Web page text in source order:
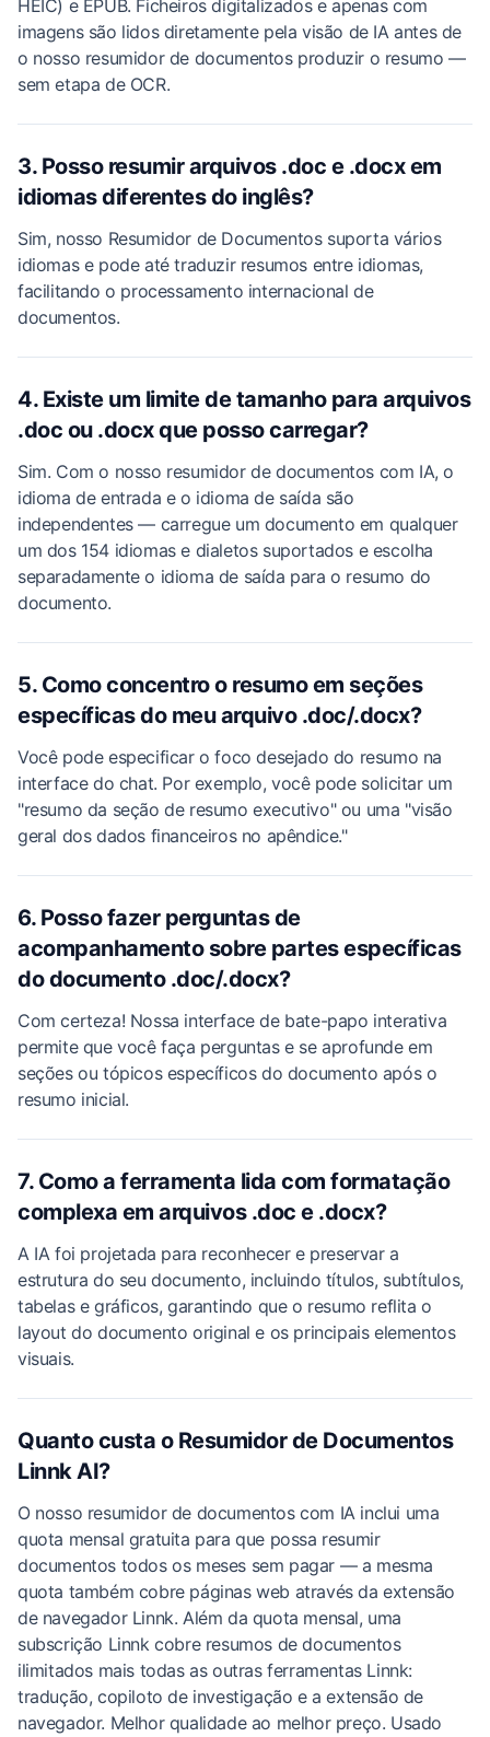
HEIC) e EPUB. Ficheiros digitalizados e apenas com
imagens são lidos diretamente pela visão de IA antes de
o nosso resumidor de documentos produzir o resumo —
sem etapa de OCR.
3. Posso resumir arquivos .doc e .docx em
idiomas diferentes do inglês?
Sim, nosso Resumidor de Documentos suporta vários
idiomas e pode até traduzir resumos entre idiomas,
facilitando o processamento internacional de
documentos.
4. Existe um limite de tamanho para arquivos
.doc ou .docx que posso carregar?
Sim. Com o nosso resumidor de documentos com IA, o
idioma de entrada e o idioma de saída são
independentes — carregue um documento em qualquer
um dos 154 idiomas e dialetos suportados e escolha
separadamente o idioma de saída para o resumo do
documento.
5. Como concentro o resumo em seções
específicas do meu arquivo .doc/.docx?
Você pode especificar o foco desejado do resumo na
interface do chat. Por exemplo, você pode solicitar um
"resumo da seção de resumo executivo" ou uma "visão
geral dos dados financeiros no apêndice."
6. Posso fazer perguntas de
acompanhamento sobre partes específicas
do documento .doc/.docx?
Com certeza! Nossa interface de bate-papo interativa
permite que você faça perguntas e se aprofunde em
seções ou tópicos específicos do documento após o
resumo inicial.
7. Como a ferramenta lida com formatação
complexa em arquivos .doc e .docx?
A IA foi projetada para reconhecer e preservar a
estrutura do seu documento, incluindo títulos, subtítulos,
tabelas e gráficos, garantindo que o resumo reflita o
layout do documento original e os principais elementos
visuais.
Quanto custa o Resumidor de Documentos
Linnk AI?
O nosso resumidor de documentos com IA inclui uma
quota mensal gratuita para que possa resumir
documentos todos os meses sem pagar — a mesma
quota também cobre páginas web através da extensão
de navegador Linnk. Além da quota mensal, uma
subscrição Linnk cobre resumos de documentos
ilimitados mais todas as outras ferramentas Linnk:
tradução, copiloto de investigação e a extensão de
navegador. Melhor qualidade ao melhor preço. Usado